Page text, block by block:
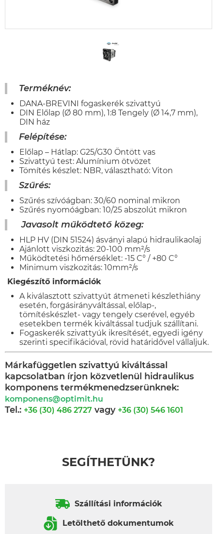
Terméknév:
DANA-BREVINI fogaskerék szivattyú
DIN Előlap (Ø 80 mm), 1:8 Tengely (Ø 14,7 mm),
DIN ház
Felépítése:
Előlap – Hátlap: G25/G30 Öntött vas
Szivattyú test: Alumínium ötvözet
Tömítés készlet: NBR, választható: Viton
Szűrés:
Szűrés szívóágban: 30/60 nominal mikron
Szűrés nyomóágban: 10/25 abszolút mikron
Javasolt működtető közeg:
HLP HV (DIN 51524) ásványi alapú hidraulikaolaj
Ajánlott viszkozitás: 20-100 mm²/s
Működtetési hőmérséklet: -15 C° / +80 C°
Minimum viszkozitás: 10mm²/s
Kiegészítő információk
A kiválasztott szivattyút átmeneti készlethiány
esetén, forgásirányváltással, előlap-,
tömítéskészlet- vagy tengely cserével, egyéb
esetekben termék kiváltással tudjuk szállítani.
Fogaskerék szivattyúk ikresítését, egyedi igény
szerinti specifikációval, rövid határidővel vállaljuk.
Márkafüggetlen szivattyú kiváltással
kapcsolatban írjon közvetlenül hidraulikus
komponens termékmenedzserünknek:
komponens@optimit.hu
Tel.: +36 (30) 486 2727 vagy +36 (30) 546 1601
SEGÍTHETÜNK?
Szállítási információk
Letölthető dokumentumok